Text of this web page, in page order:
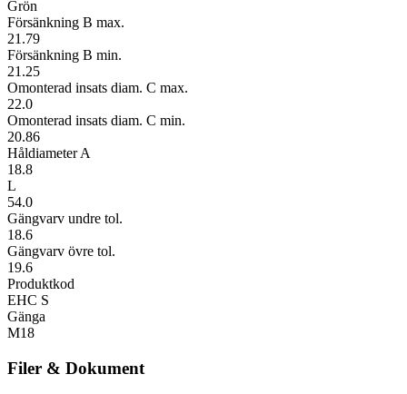
Grön
Försänkning B max.
21.79
Försänkning B min.
21.25
Omonterad insats diam. C max.
22.0
Omonterad insats diam. C min.
20.86
Håldiameter A
18.8
L
54.0
Gängvarv undre tol.
18.6
Gängvarv övre tol.
19.6
Produktkod
EHC S
Gänga
M18
Filer & Dokument